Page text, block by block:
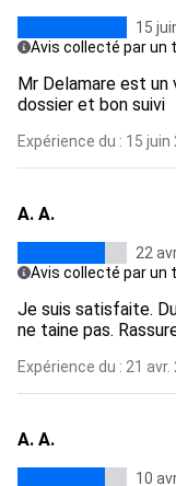
15
Avis collecté par un
Mr Delamare est un
dossier et bon suivi
Expérience du : 15 juin
A. A.
22
Avis collecté par un
Je suis satisfaite.
ne taine pas.
Expérience du : 21 avr.
A. A.
10